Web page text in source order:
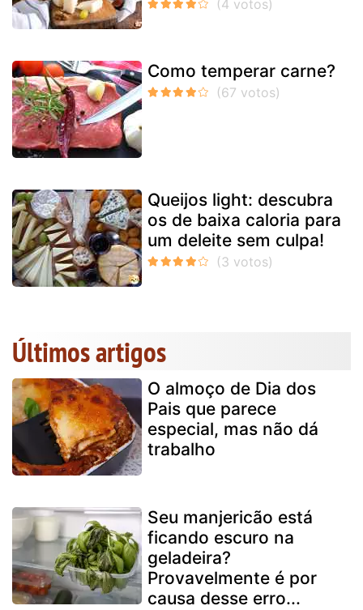
Como temperar carne?
Queijos light: descubra
os de baixa caloria para
um deleite sem culpa!
Últimos artigos
O almoço de Dia dos
Pais que parece
especial, mas não dá
trabalho
Seu manjericão está
ficando escuro na
geladeira?
Provavelmente é por
causa desse erro...